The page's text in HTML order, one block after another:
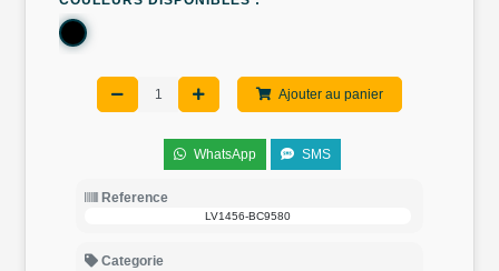
Ajouter au panier
WhatsApp SMS
Reference
LV1456-BC9580
Categorie